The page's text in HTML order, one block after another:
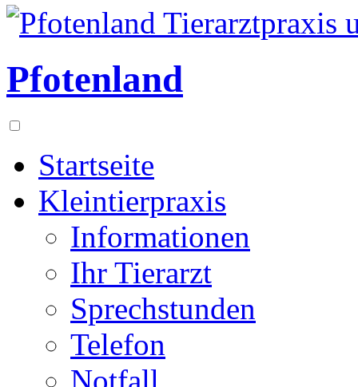
Pfotenland
Startseite
Kleintierpraxis
Informationen
Ihr Tierarzt
Sprechstunden
Telefon
Notfall